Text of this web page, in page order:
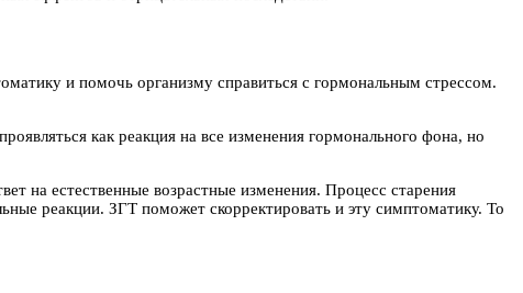
и помочь организму справиться с гормональным стрессом.
как реакция на все изменения гормонального фона, но
на естественные возрастные изменения. Процесс старения
реакции. ЗГТ поможет скорректировать и эту симптоматику. То